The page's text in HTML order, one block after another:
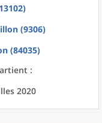
(9306)
(84035)
:
2020